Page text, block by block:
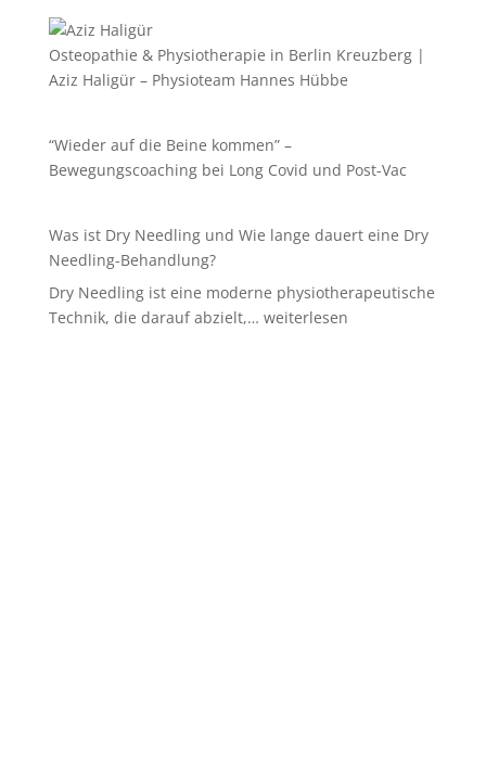
Osteopathie & Physiotherapie in Berlin Kreuzberg |
Aziz Haligür – Physioteam Hannes Hübbe
“Wieder auf die Beine kommen” –
Bewegungscoaching bei Long Covid und Post-Vac
Was ist Dry Needling und Wie lange dauert eine Dry
Needling-Behandlung?
Dry Needling ist eine moderne physiotherapeutische
Technik, die darauf abzielt,… Was
weiterlesen